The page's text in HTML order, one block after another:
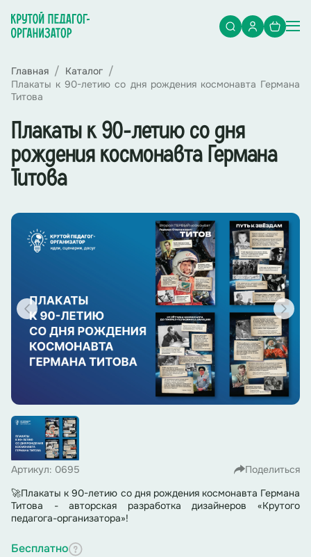
Главная
Каталог
Плакаты к 90-летию со дня рождения космонавта Германа
Титова
Плакаты к 90-летию со дня
рождения космонавта Германа
Титова
Артикул: 0695
Поделиться
🚀Плакаты к 90-летию со дня рождения космонавта Германа
Титова - авторская разработка дизайнеров «Крутого
педагога-организатора»!
Бесплатно